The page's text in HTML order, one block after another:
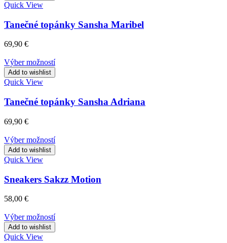
Quick View
Tanečné topánky Sansha Maribel
69,90 €
Výber možností
Add to wishlist
Quick View
Tanečné topánky Sansha Adriana
69,90 €
Výber možností
Add to wishlist
Quick View
Sneakers Sakzz Motion
58,00 €
Výber možností
Add to wishlist
Quick View